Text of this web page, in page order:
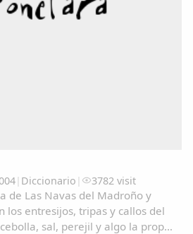
| Diccionario | 3782 visit
de Las Navas del Madroño y
los entresijos, tripas y callos del
sal, perejil y algo la propia
Comparte